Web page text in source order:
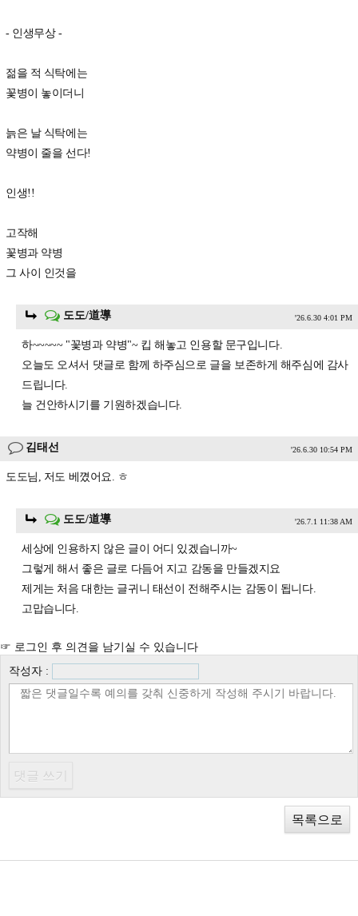
- 인생무상 -
젊을 적 식탁에는
꽃병이 놓이더니
늙은 날 식탁에는
약병이 줄을 선다!
인생!!
고작해
꽃병과 약병
그 사이 인것을
도도/道導 '26.6.30 4:01 PM
하~~~~~ "꽃병과 약병"~ 킵 해놓고 인용할 문구입니다.
오늘도 오셔서 댓글로 함께 하주심으로 글을 보존하게 해주심에 감사
드립니다.
늘 건안하시기를 기원하겠습니다.
김태선 '26.6.30 10:54 PM
도도님, 저도 베꼈어요. ㅎ
도도/道導 '26.7.1 11:38 AM
세상에 인용하지 않은 글이 어디 있겠습니까~
그렇게 해서 좋은 글로 다듬어 지고 감동을 만들겠지요
제게는 처음 대한는 글귀니 태선이 전해주시는 감동이 됩니다.
고맙습니다.
☞ 로그인 후 의견을 남기실 수 있습니다
작성자 :
목록으로